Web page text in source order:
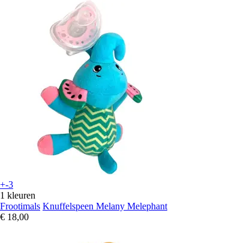
+-3
1 kleuren
Frootimals Knuffelspeen Melany Melephant
€ 18,00